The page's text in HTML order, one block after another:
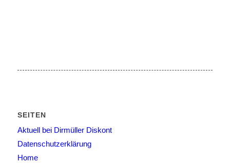
SEITEN
Aktuell bei Dirmüller Diskont
Datenschutzerklärung
Home